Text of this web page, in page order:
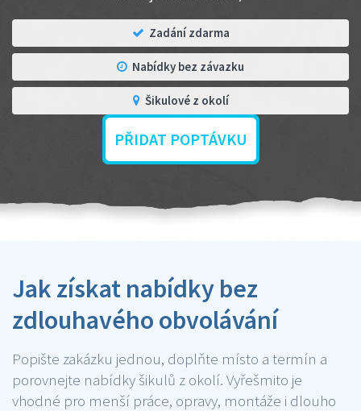
Zadání zdarma
Nabídky bez závazku
Šikulové z okolí
PŘIDAT POPTÁVKU
Jak získat nabídky bez
zdlouhavého obvolávání
Popište zakázku jednou, doplňte místo a termín a
porovnejte nabídky šikulů z okolí. Vyřešmito je
vhodné pro menší práce, opravy, montáže i dlouho